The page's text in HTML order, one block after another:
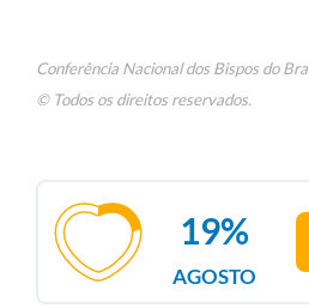
Conferência Nacional dos Bispos do
© Todos os direitos reservados.
AGOSTO
19%